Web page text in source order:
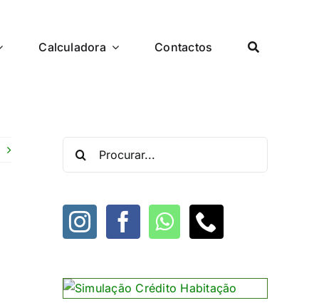
Calculadora Contactos
por: